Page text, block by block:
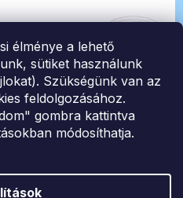
élménye a lehető
sütiket használunk
Szükségünk van az
feldolgozásához.
gombra kattintva
módosíthatja.